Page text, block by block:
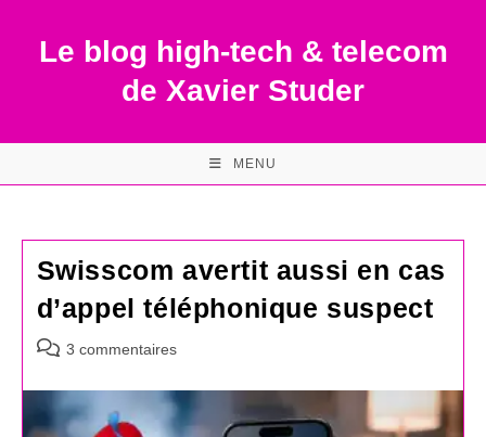
contentLe blog high-tech & telecom
de Xavier Studer
MENU
Swisscom avertit aussi en cas
d’appel téléphonique suspect
Commentaires
la
publication :
3 commentaires